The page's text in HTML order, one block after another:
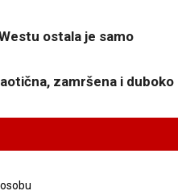
ostala je samo
zamršena i duboko